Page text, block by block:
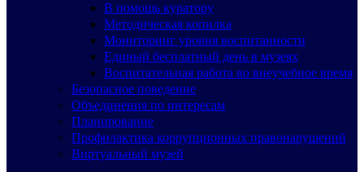
В помощь куратору
Методическая копилка
Мониторинг уровня воспитанности
Единый бесплатный день в музеях
Воспитательная работа во внеучебное время
Безопасное поведение
Объединения по интересам
Планирование
Профилактика коррупционных правонарушений
Виртуальный музей